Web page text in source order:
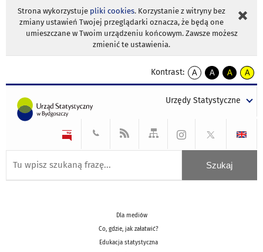
Strona wykorzystuje pliki cookies. Korzystanie z witryny bez
zmiany ustawień Twojej przeglądarki oznacza, że będą one
umieszczane w Twoim urządzeniu końcowym. Zawsze możesz
zmienić te ustawienia.
Kontrast:
A
kontrast
A
kontrast
tekst
czarnym
A
kontrast
tekst
czarnym
A
tekst
żółtym
Urzędy Statystyczne
Dla mediów
Co, gdzie, jak załatwić?
Edukacja statystyczna